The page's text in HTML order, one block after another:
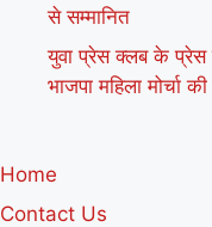
से सम्मानित
युवा प्रेस क्लब के प्रेस
भाजपा महिला मोर्चा
Home
Contact Us